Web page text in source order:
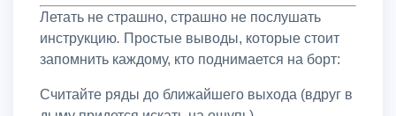
Летать не страшно, страшно не послушать
инструкцию. Простые выводы, которые стоит
запомнить каждому, кто поднимается на борт:
считайте ряды до ближайшего выхода (вдруг в